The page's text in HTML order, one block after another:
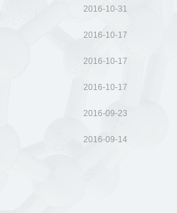
2016-10-31
2016-10-17
2016-10-17
2016-10-17
2016-09-23
2016-09-14